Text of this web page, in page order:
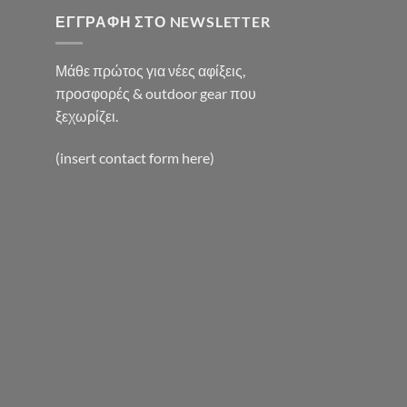
ΕΓΓΡΑΦΉ ΣΤΟ NEWSLETTER
Μάθε πρώτος για νέες αφίξεις,
προσφορές & outdoor gear που
ξεχωρίζει.
(insert contact form here)